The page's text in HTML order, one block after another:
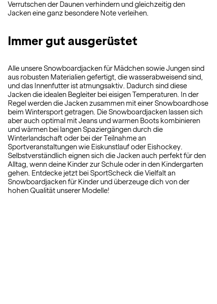
Verrutschen der Daunen verhindern und gleichzeitig den
Jacken eine ganz besondere Note verleihen.
Immer gut ausgerüstet
Alle unsere Snowboardjacken für Mädchen sowie Jungen sind
aus robusten Materialien gefertigt, die wasserabweisend sind,
und das Innenfutter ist atmungsaktiv. Dadurch sind diese
Jacken die idealen Begleiter bei eisigen Temperaturen. In der
Regel werden die Jacken zusammen mit einer Snowboardhose
beim Wintersport getragen. Die Snowboardjacken lassen sich
aber auch optimal mit Jeans und warmen Boots kombinieren
und wärmen bei langen Spaziergängen durch die
Winterlandschaft oder bei der Teilnahme an
Sportveranstaltungen wie Eiskunstlauf oder Eishockey.
Selbstverständlich eignen sich die Jacken auch perfekt für den
Alltag, wenn deine Kinder zur Schule oder in den Kindergarten
gehen. Entdecke jetzt bei SportScheck die Vielfalt an
Snowboardjacken für Kinder und überzeuge dich von der
hohen Qualität unserer Modelle!